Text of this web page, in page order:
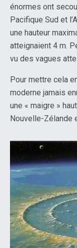
énormes ont
Pacifique Sud et
une hauteur
atteignaient 4 m.
vu des vagues
Pour mettre cela
moderne jamais
une « maigre »
Nouvelle-Zélande